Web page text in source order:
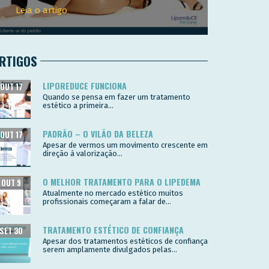
Leia o artigo
LIPOREDUCE FUNCIONA
OUT 17
Quando se pensa em fazer um tratamento
estético a primeira...
PADRÃO – O VILÃO DA BELEZA
OUT 17
Apesar de vermos um movimento crescente em
direção à valorização...
O MELHOR TRATAMENTO PARA O LIPEDEMA
OUT 9
Atualmente no mercado estético muitos
profissionais começaram a falar de...
TRATAMENTO ESTÉTICO DE CONFIANÇA
SET 30
Apesar dos tratamentos estéticos de confiança
serem amplamente divulgados pelas...